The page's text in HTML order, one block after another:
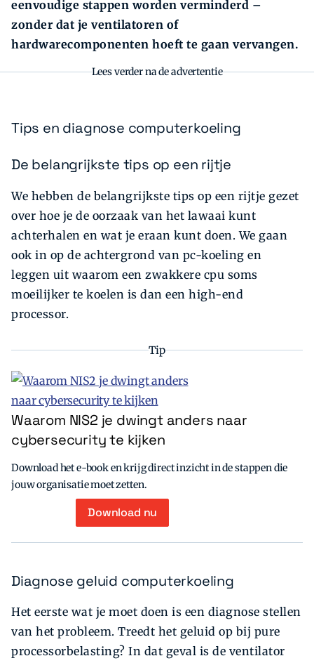
eenvoudige stappen worden verminderd –
zonder dat je ventilatoren of
hardwarecomponenten hoeft te gaan vervangen.
Lees verder na de advertentie
Tips en diagnose computerkoeling
De belangrijkste tips op een rijtje
We hebben de belangrijkste tips op een rijtje gezet
over hoe je de oorzaak van het lawaai kunt
achterhalen en wat je eraan kunt doen. We gaan
ook in op de achtergrond van pc-koeling en
leggen uit waarom een zwakkere cpu soms
moeilijker te koelen is dan een high-end
processor.
Tip
Waarom NIS2 je dwingt anders naar
cybersecurity te kijken
Download het e-book en krijg direct inzicht in de stappen die
jouw organisatie moet zetten.
Download nu
Diagnose geluid computerkoeling
Het eerste wat je moet doen is een diagnose stellen
van het probleem. Treedt het geluid op bij pure
processorbelasting? In dat geval is de ventilator